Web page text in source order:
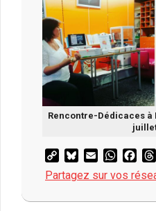
Rencontre-Dédicaces
Copy
Link
Bluesky
Email
Partagez sur vos
2022-